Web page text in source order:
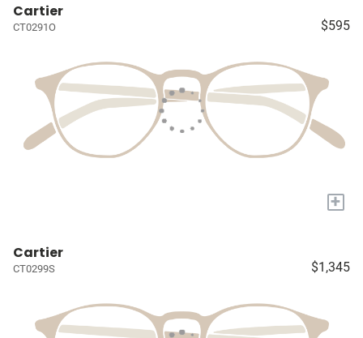
Cartier
CT0291O $595
+
Cartier
CT0299S $1,345